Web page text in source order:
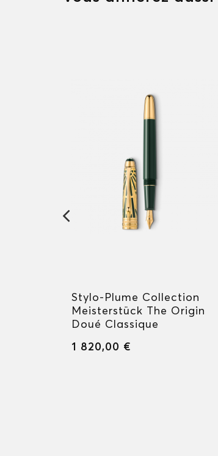
Stylo-Plume Collection
Meisterstück The Origin
Doué Classique
1 820,00 €